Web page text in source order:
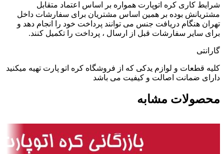
شرایط کاری کره اتوپارت همواره بر اساس اعتماد متقابل
مشتریانش بوده بر همین اساس مشتریان برای سفارشات داخل
تهران هنگام دریافت جنس می توانند پرداخت خود را انجام دهد و
برای سایر سفارشات قبل از ارسال ، پرداخت را تکمیل کنند.
گارانتی
کلیه قطعات و لوازم یدکی که از فروشگاه کره اتو پارت تهیه میکنید
دارای ضمانت اصالت و کیفیت می باشد
محصولات مشابه